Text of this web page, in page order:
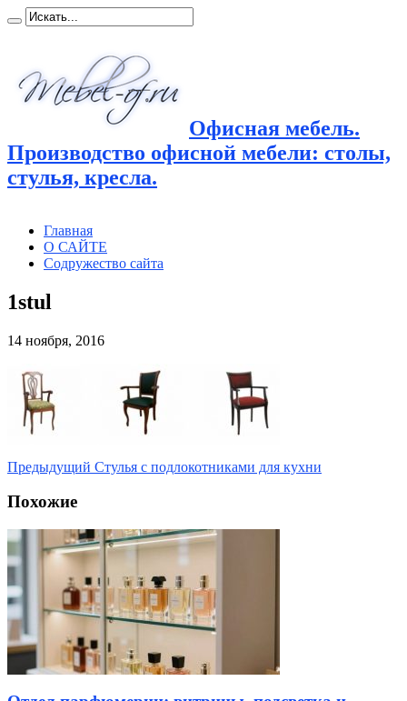
Офисная мебель.
Производство офисной мебели: столы,
стулья, кресла.
Главная
О САЙТЕ
Содружество сайта
1stul
14 ноября, 2016
Предыдущий Стулья с подлокотниками для кухни
Похожие